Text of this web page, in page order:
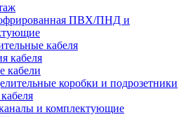
ПВХ/ПНД и
кабеля
кабеля
кабели
коробки и подрозетники
и комплектующие